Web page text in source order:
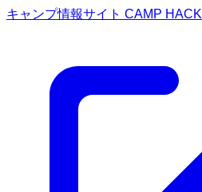
キャンプ情報サイト CAMP HACK